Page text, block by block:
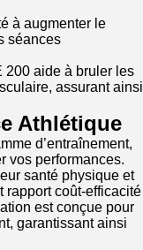
à augmenter le
séances
200 aide à bruler les
assurant ainsi
Athlétique
d’entraînement,
vos performances.
santé physique et
rapport coût-efficacité
est conçue pour
garantissant ainsi